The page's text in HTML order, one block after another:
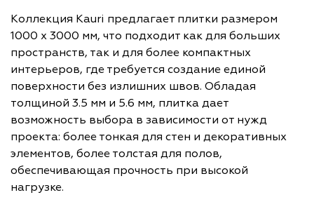
Коллекция Kauri предлагает плитки размером
1000 x 3000 мм, что подходит как для больших
пространств, так и для более компактных
интерьеров, где требуется создание единой
поверхности без излишних швов. Обладая
толщиной 3.5 мм и 5.6 мм, плитка дает
возможность выбора в зависимости от нужд
проекта: более тонкая для стен и декоративных
элементов, более толстая для полов,
обеспечивающая прочность при высокой
нагрузке.